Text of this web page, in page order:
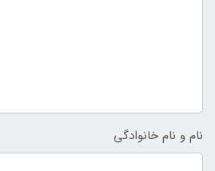
نام و نام خانوادگی